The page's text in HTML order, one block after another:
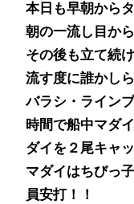
本日も早朝から
朝の一流し目か
その後も立て続
流す度に誰かし
バラシ・ライン
時間で船中マダ
ダイを２尾キャ
マダイはちびっ
員安打！！